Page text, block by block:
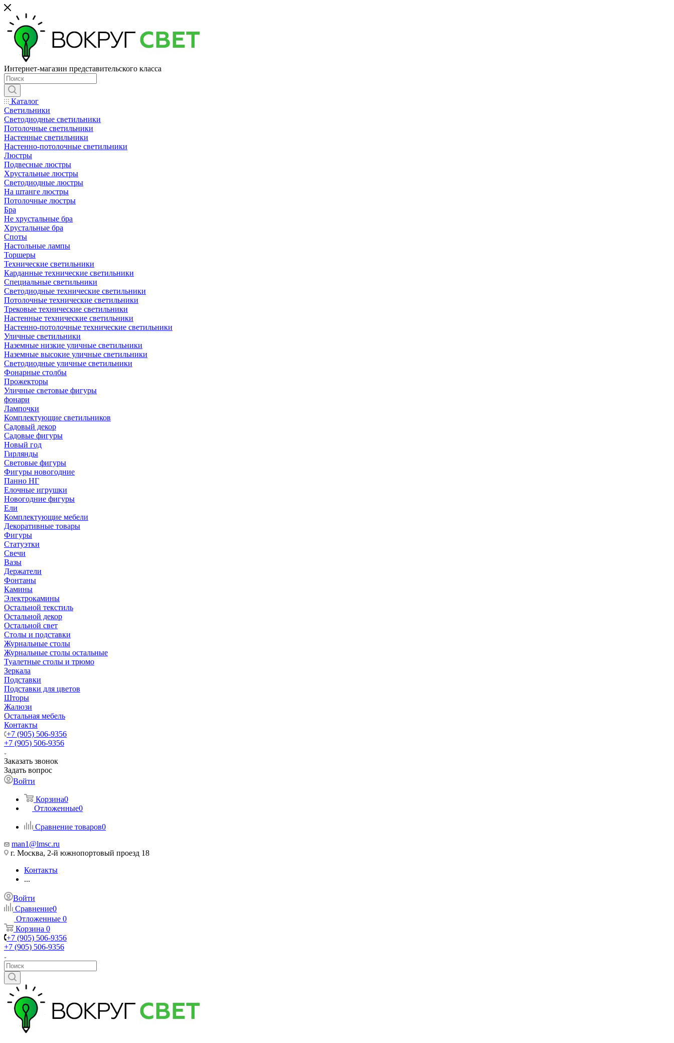
Интернет-магазин представительского класса
Каталог
Светильники
Светодиодные светильники
Потолочные светильники
Настенные светильники
Настенно-потолочные светильники
Люстры
Подвесные люстры
Хрустальные люстры
Светодиодные люстры
На штанге люстры
Потолочные люстры
Бра
Не хрустальные бра
Хрустальные бра
Споты
Настольные лампы
Торшеры
Технические светильники
Карданные технические светильники
Специальные светильники
Светодиодные технические светильники
Потолочные технические светильники
Трековые технические светильники
Настенные технические светильники
Настенно-потолочные технические светильники
Уличные светильники
Наземные низкие уличные светильники
Наземные высокие уличные светильники
Светодиодные уличные светильники
Фонарные столбы
Прожекторы
Уличные световые фигуры
фонари
Лампочки
Комплектующие светильников
Садовый декор
Садовые фигуры
Новый год
Гирлянды
Световые фигуры
Фигуры новогодние
Панно НГ
Елочные игрушки
Новогодние фигуры
Ели
Комплектующие мебели
Декоративные товары
Фигуры
Статуэтки
Свечи
Вазы
Держатели
Фонтаны
Камины
Электрокамины
Остальной текстиль
Остальной декор
Остальной свет
Столы и подставки
Журнальные столы
Журнальные столы остальные
Туалетные столы и трюмо
Зеркала
Подставки
Подставки для цветов
Шторы
Жалюзи
Остальная мебель
Контакты
+7 (905) 506-9356
+7 (905) 506-9356
Заказать звонок
Задать вопрос
Войти
Корзина0
Отложенные0
Сравнение товаров0
man1@lmsc.ru
г. Москва, 2-й южнопортовый проезд 18
Контакты
...
Войти
Сравнение0
Отложенные 0
Корзина 0
+7 (905) 506-9356
+7 (905) 506-9356